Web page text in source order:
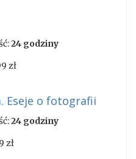
24 godziny
zł
Eseje o fotografii
24 godziny
zł